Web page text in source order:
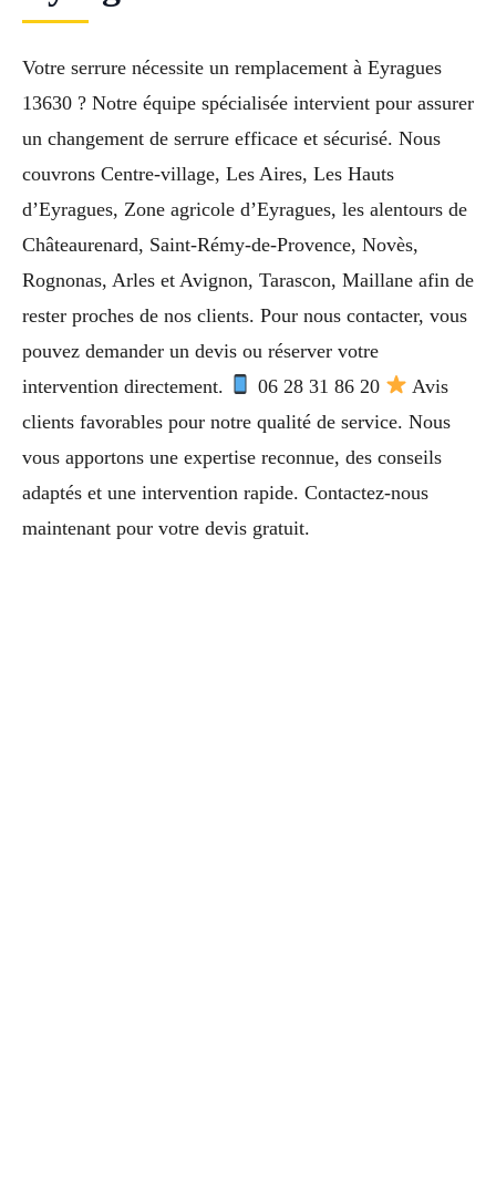
Votre serrure nécessite un remplacement à Eyragues
13630 ? Notre équipe spécialisée intervient pour assurer
un changement de serrure efficace et sécurisé. Nous
couvrons Centre-village, Les Aires, Les Hauts
d’Eyragues, Zone agricole d’Eyragues, les alentours de
Châteaurenard, Saint-Rémy-de-Provence, Novès,
Rognonas, Arles et Avignon, Tarascon, Maillane afin de
rester proches de nos clients. Pour nous contacter, vous
pouvez demander un devis ou réserver votre
intervention directement.
06 28 31 86 20
Avis
clients favorables pour notre qualité de service. Nous
vous apportons une expertise reconnue, des conseils
adaptés et une intervention rapide. Contactez-nous
maintenant pour votre devis gratuit.